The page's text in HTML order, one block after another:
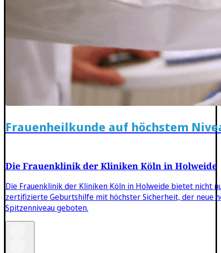
Frauenheilkunde auf höchstem
Die Frauenklinik der Kliniken Köln in Holweide
Die Frauenklinik der Kliniken Köln in Holweide bietet nicht
zertifizierte Geburtshilfe mit höchster Sicherheit, der neue
Spitzenniveau geboten.